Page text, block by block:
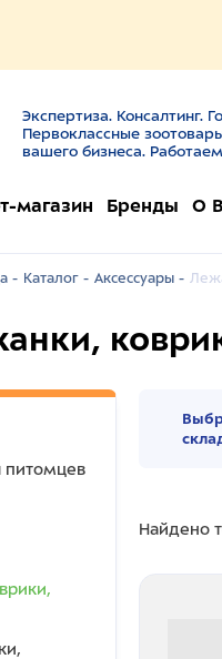
Экспертиза. Консалтинг.
Первоклассные
вашего бизнеса.
магазин Бренды О
- Каталог - Аксессуары -
Найдено